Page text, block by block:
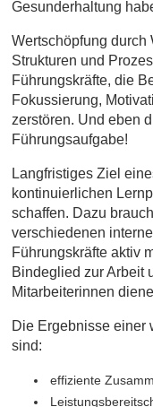
Gesunderhaltung
Wertschöpfung durch
Strukturen und
Führungskräfte, die
Fokussierung,
zerstören. Und eben
Führungsaufgabe!
Langfristiges Ziel
kontinuierlichen
schaffen. Dazu
verschiedenen
Führungskräfte aktiv
Bindeglied zur Arbeit
Mitarbeiterinnen
Die Ergebnisse einer
sind:
effiziente